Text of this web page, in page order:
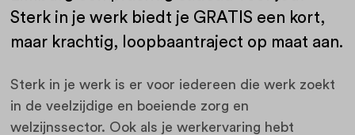
Sterk in je werk biedt je GRATIS een kort,
maar krachtig, loopbaantraject op maat aan.
Sterk in je werk is er voor iedereen die werk zoekt
in de veelzijdige en boeiende zorg en
welzijnssector. Ook als je werkervaring hebt